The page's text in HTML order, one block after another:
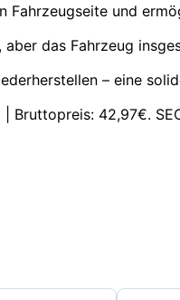
Fahrzeugseite und
das Fahrzeug
– eine
| Bruttopreis: 42,97€.